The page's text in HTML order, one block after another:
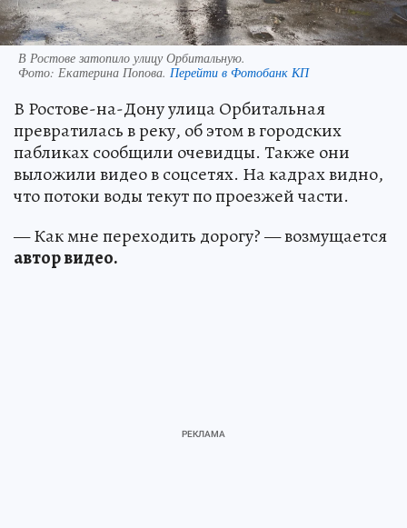
В Ростове затопило улицу Орбитальную.
Фото: Екатерина Попова. Перейти в Фотобанк КП
В Ростове-на-Дону улица Орбитальная
превратилась в реку, об этом в городских
пабликах сообщили очевидцы. Также они
выложили видео в соцсетях. На кадрах видно,
что потоки воды текут по проезжей части.
— Как мне переходить дорогу? — возмущается
автор видео.